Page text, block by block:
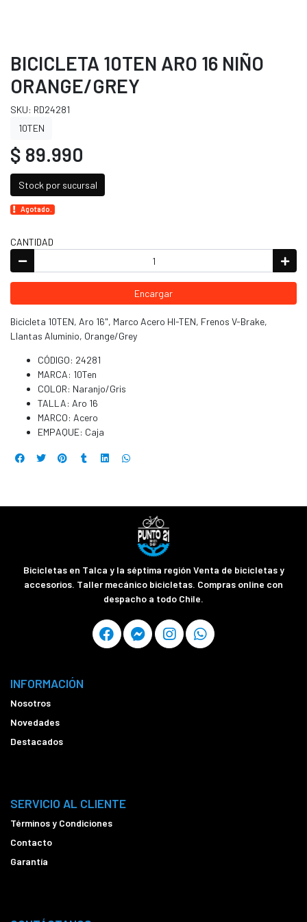
BICICLETA 10TEN ARO 16 NIÑO
ORANGE/GREY
SKU: RD24281
10TEN
$ 89.990
Stock por sucursal
Agotado.
CANTIDAD
Encargar
Bicicleta 10TEN, Aro 16", Marco Acero HI-TEN, Frenos V-Brake,
Llantas Aluminio, Orange/Grey
CÓDIGO: 24281
MARCA: 10Ten
COLOR: Naranjo/Gris
TALLA: Aro 16
MARCO: Acero
EMPAQUE: Caja
Bicicletas en Talca y la séptima región Venta de bicicletas y
accesorios. Taller mecánico bicicletas. Compras online con
despacho a todo Chile.
INFORMACIÓN
Nosotros
Novedades
Destacados
SERVICIO AL CLIENTE
Términos y Condiciones
Contacto
Garantía